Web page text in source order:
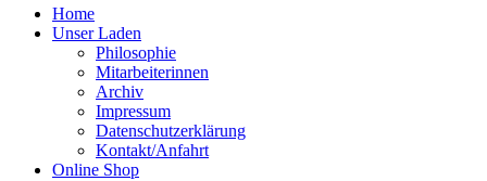
Home
Unser Laden
Philosophie
Mitarbeiterinnen
Archiv
Impressum
Datenschutzerklärung
Kontakt/Anfahrt
Online Shop